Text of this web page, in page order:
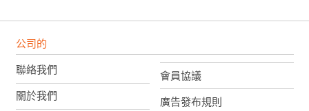
公司的
聯絡我們
關於我們
會員協議
廣告發布規則